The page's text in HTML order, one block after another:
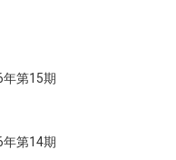
第15期
第14期